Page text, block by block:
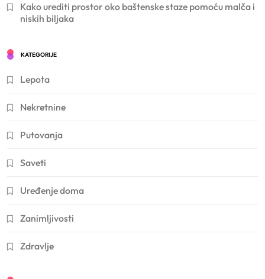
Kako urediti prostor oko baštenske staze pomoću malča i
niskih biljaka
KATEGORIJE
Lepota
Nekretnine
Putovanja
Saveti
Uređenje doma
Zanimljivosti
Zdravlje